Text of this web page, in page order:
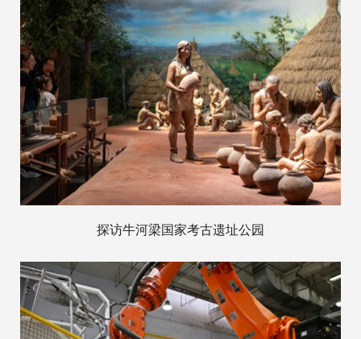
探访牛河梁国家考古遗址公园